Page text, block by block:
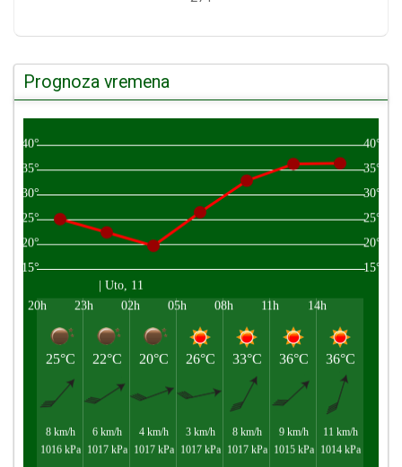
Prognoza vremena